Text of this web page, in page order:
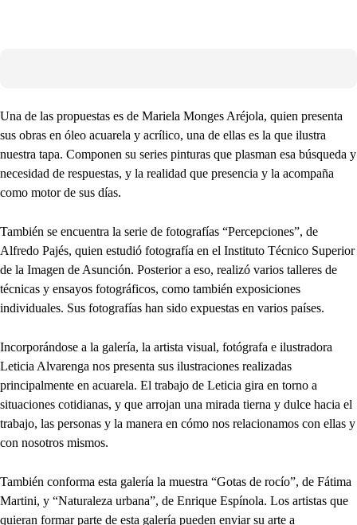
Una de las propuestas es de Mariela Monges Aréjola, quien presenta
sus obras en óleo acuarela y acrílico, una de ellas es la que ilustra
nuestra tapa. Componen su series pinturas que plasman esa búsqueda y
necesidad de respuestas, y la realidad que presencia y la acompaña
como motor de sus días.
También se encuentra la serie de fotografías “Percepciones”, de
Alfredo Pajés, quien estudió fotografía en el Instituto Técnico Superior
de la Imagen de Asunción. Posterior a eso, realizó varios talleres de
técnicas y ensayos fotográficos, como también exposiciones
individuales. Sus fotografías han sido expuestas en varios países.
Incorporándose a la galería, la artista visual, fotógrafa e ilustradora
Leticia Alvarenga nos presenta sus ilustraciones realizadas
principalmente en acuarela. El trabajo de Leticia gira en torno a
situaciones cotidianas, y que arrojan una mirada tierna y dulce hacia el
trabajo, las personas y la manera en cómo nos relacionamos con ellas y
con nosotros mismos.
También conforma esta galería la muestra “Gotas de rocío”, de Fátima
Martini, y “Naturaleza urbana”, de Enrique Espínola. Los artistas que
quieran formar parte de esta galería pueden enviar su arte a